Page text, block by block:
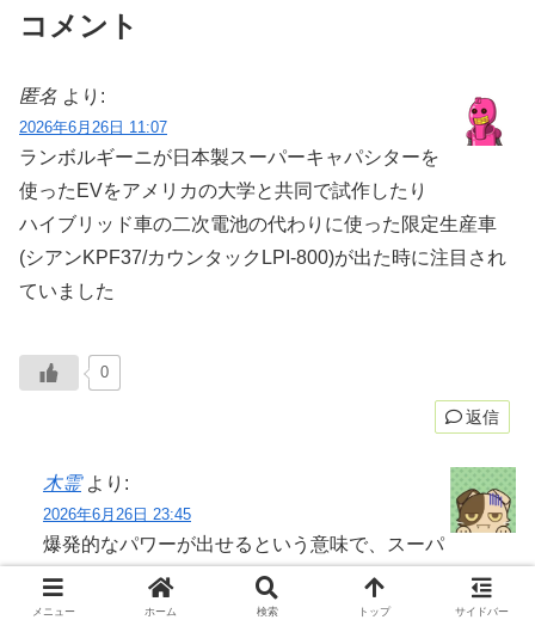
コメント
匿名 より:
2026年6月26日 11:07
ランボルギーニが日本製スーパーキャパシターを
使ったEVをアメリカの大学と共同で試作したり
ハイブリッド車の二次電池の代わりに使った限定生産車
(シアンKPF37/カウンタックLPI-800)が出た時に注目され
ていました
0
返信
木霊 より:
2026年6月26日 23:45
爆発的なパワーが出せるという意味で、スーパ
ーキャパシタはなかなかおもしろい技術だとは思うん
ですよ。
メニュー ホーム 検索 トップ サイドバー